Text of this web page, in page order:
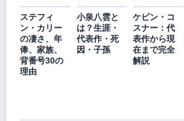
ステフィ
ン・カリー
の凄さ、年
俸、家族、
背番号30の
理由
小泉八雲と
は？生涯・
代表作・死
因・子孫
ケビン・コ
スナー：代
表作から現
在まで完全
解説